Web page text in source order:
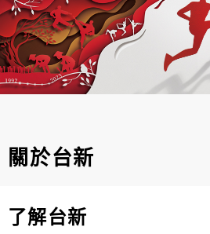
關於台新
了解台新